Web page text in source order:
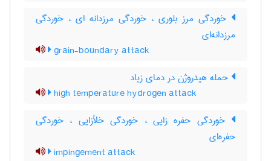
خوردگی مرز بلوری ، خوردگی مرزدانه ای ، خوردگی
مرزدانه‌ای
grain-boundary attack
حمله هیدروژن در دمای زیاد
high temperature hydrogen attack
خوردگی حفره زایی ، خوردگی خلأزایی ، خوردگی
حفره‌ای
impingement attack